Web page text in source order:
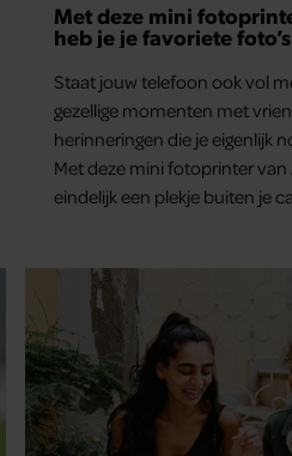
Met deze mini
heb je je favoriete
Staat jouw telefoon ook vol
gezellige momenten met
herinneringen die je eigenlijk
Met deze mini fotoprinter van
eindelijk een plekje buiten je